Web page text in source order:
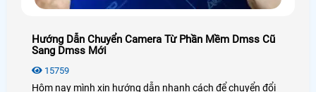
Hướng Dẫn Chuyển Camera Từ Phần Mềm Dmss Cũ
Sang Dmss Mới
15759
Hôm nay mình xin hướng dẫn nhanh cách để chuyển đổi